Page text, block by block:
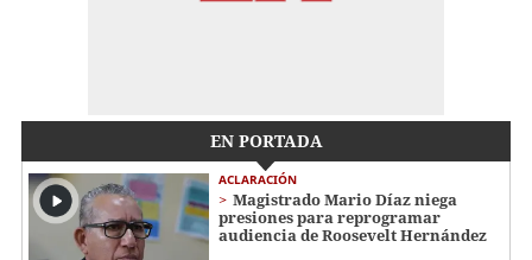
EN PORTADA
ACLARACIÓN
Magistrado Mario Díaz niega
presiones para reprogramar
audiencia de Roosevelt Hernández